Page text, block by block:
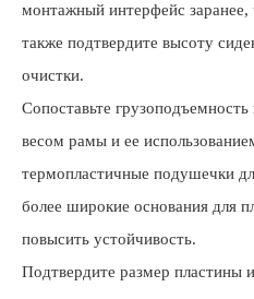
монтажный интерфейс заранее,
также подтвердите высоту
очистки.
Сопоставьте
весом рамы и ее
термопластичные подушечки
более широкие основания для
повысить устойчивость.
Подтвердите размер пластины